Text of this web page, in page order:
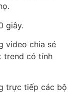
giây.
video chia sẻ
trend có tính
trực tiếp các bộ